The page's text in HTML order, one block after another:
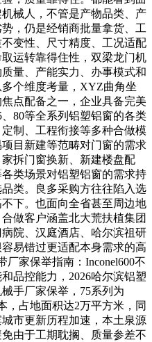
械人，不管是产物品类、产
，仍是经销商批量拿货、工
变性、尺寸精度、工况适配
运转靠得住性，双梁龙门机
量、产能实力、办事模式和
个维度考量，XYZ曲角坐
点配备之一，企业具备完美
80等全系列铝塑铝窗的各类
制、工程衔接等多种合做模
目新建等范畴对门窗的需求
拆门窗换新、新建楼盘配
类场景对铝塑铝窗的需求持
类。良多采购方往往陷入选
下。也面向全省甚至周边地
做客户涵盖北大荒扶植集团
院、汉庭酒店、哈尔滨祖研
易错过更适配本身需求的高
厂家保举指南：Inconel600不
品控能力，2026哈尔滨铝塑
手厂家保举，75系列为
，占地面积达2万平方米，同
市更新历程加速，本土泉源
由于工期耽搁、质量参差不